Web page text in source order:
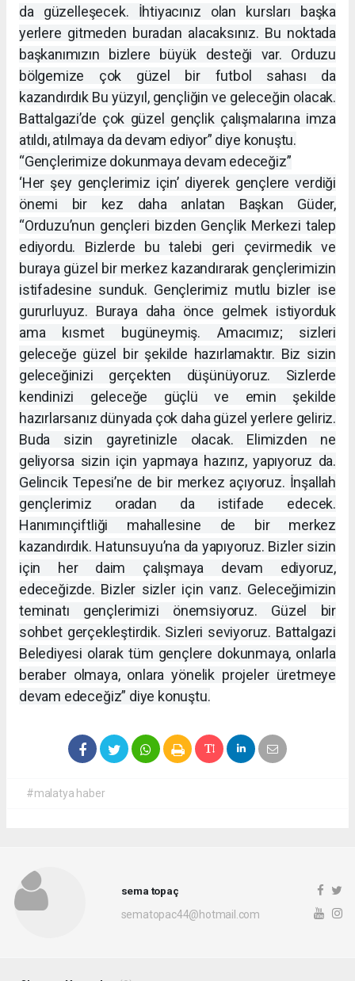
da güzelleşecek. İhtiyacınız olan kursları başka
yerlere gitmeden buradan alacaksınız. Bu noktada
başkanımızın bizlere büyük desteği var. Orduzu
bölgemize çok güzel bir futbol sahası da
kazandırdık Bu yüzyıl, gençliğin ve geleceğin olacak.
Battalgazi’de çok güzel gençlik çalışmalarına imza
atıldı, atılmaya da devam ediyor” diye konuştu.
“Gençlerimize dokunmaya devam edeceğiz”
‘Her şey gençlerimiz için’ diyerek gençlere verdiği
önemi bir kez daha anlatan Başkan Güder,
“Orduzu’nun gençleri bizden Gençlik Merkezi talep
ediyordu. Bizlerde bu talebi geri çevirmedik ve
buraya güzel bir merkez kazandırarak gençlerimizin
istifadesine sunduk. Gençlerimiz mutlu bizler ise
gururluyuz. Buraya daha önce gelmek istiyorduk
ama kısmet bugüneymiş. Amacımız; sizleri
geleceğe güzel bir şekilde hazırlamaktır. Biz sizin
geleceğinizi gerçekten düşünüyoruz. Sizlerde
kendinizi geleceğe güçlü ve emin şekilde
hazırlarsanız dünyada çok daha güzel yerlere geliriz.
Buda sizin gayretinizle olacak. Elimizden ne
geliyorsa sizin için yapmaya hazırız, yapıyoruz da.
Gelincik Tepesi’ne de bir merkez açıyoruz. İnşallah
gençlerimiz oradan da istifade edecek.
Hanımınçiftliği mahallesine de bir merkez
kazandırdık. Hatunsuyu’na da yapıyoruz. Bizler sizin
için her daim çalışmaya devam ediyoruz,
edeceğizde. Bizler sizler için varız. Geleceğimizin
teminatı gençlerimizi önemsiyoruz. Güzel bir
sohbet gerçekleştirdik. Sizleri seviyoruz. Battalgazi
Belediyesi olarak tüm gençlere dokunmaya, onlarla
beraber olmaya, onlara yönelik projeler üretmeye
devam edeceğiz” diye konuştu.
#malatya haber
sema topaç
sematopac44@hotmail.com